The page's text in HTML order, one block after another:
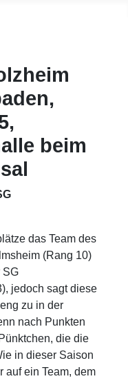
beim
das Team des
(Rang 10)
SG
jedoch sagt diese
zu in der
nach Punkten
die die
in dieser Saison
auf ein Team, dem